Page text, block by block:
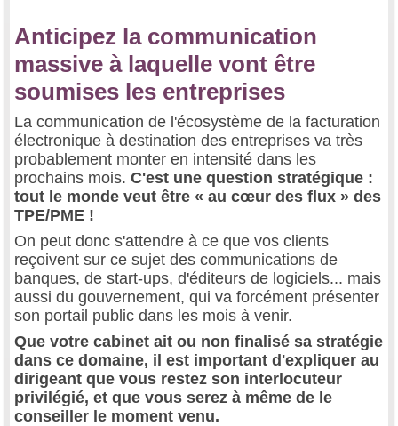
Anticipez la communication
massive à laquelle vont être
soumises les entreprises
La communication de l'écosystème de la facturation
électronique à destination des entreprises va très
probablement monter en intensité dans les
prochains mois. C'est une question stratégique :
tout le monde veut être « au cœur des flux » des
TPE/PME !
On peut donc s'attendre à ce que vos clients
reçoivent sur ce sujet des communications de
banques, de start-ups, d'éditeurs de logiciels... mais
aussi du gouvernement, qui va forcément présenter
son portail public dans les mois à venir.
Que votre cabinet ait ou non finalisé sa stratégie
dans ce domaine, il est important d'expliquer au
dirigeant que vous restez son interlocuteur
privilégié, et que vous serez à même de le
conseiller le moment venu.